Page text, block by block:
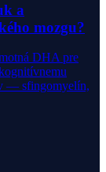
a
mozgu?
DHA pre
— sfingomyelín,